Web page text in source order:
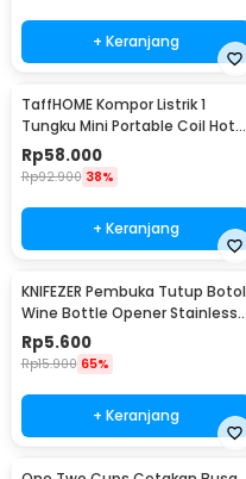
+ Keranjang
TaffHOME Kompor Listrik 1
Tungku Mini Portable Coil Hot
Plate 500W - C1-1000-03
Rp58.000
Rp92.900 38%
+ Keranjang
KNIFEZER Pembuka Tutup Botol
Wine Bottle Opener Stainless
Steel - WS01
Rp5.600
Rp15.900 65%
+ Keranjang